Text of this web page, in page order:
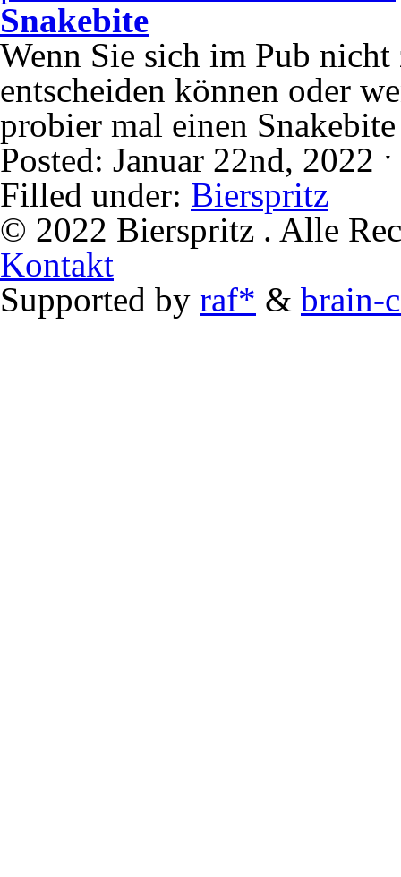
Snakebite
Wenn Sie sich im Pub
entscheiden können oder
probier mal einen Snakebite
Posted: Januar 22nd, 2022
Filled under: Bierspritz
© 2022 Bierspritz . Alle
Kontakt
Supported by raf* & brain-